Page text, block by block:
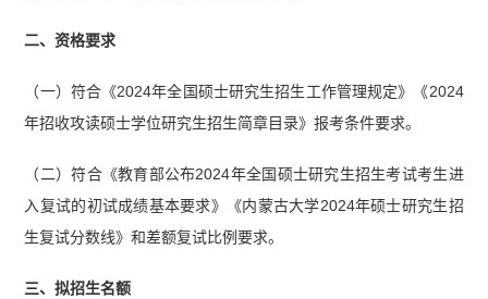
二、资格要求
（一）符合《2024年全国硕士研究生招生工作管理规定》《2024
年招收攻读硕士学位研究生招生简章目录》报考条件要求。
（二）符合《教育部公布2024年全国硕士研究生招生考试考生进
入复试的初试成绩基本要求》《内蒙古大学2024年硕士研究生招
生复试分数线》和差额复试比例要求。
三、拟招生名额